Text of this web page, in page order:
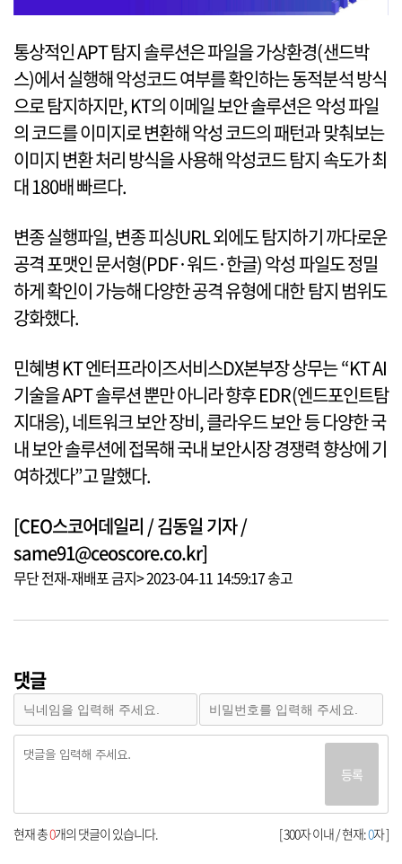
통상적인 APT 탐지 솔루션은 파일을 가상환경(샌드박
스)에서 실행해 악성코드 여부를 확인하는 동적분석 방식
으로 탐지하지만, KT의 이메일 보안 솔루션은 악성 파일
의 코드를 이미지로 변환해 악성 코드의 패턴과 맞춰보는
이미지 변환 처리 방식을 사용해 악성코드 탐지 속도가 최
대 180배 빠르다.
변종 실행파일, 변종 피싱URL 외에도 탐지하기 까다로운
공격 포맷인 문서형(PDF·워드·한글) 악성 파일도 정밀
하게 확인이 가능해 다양한 공격 유형에 대한 탐지 범위도
강화했다.
민혜병 KT 엔터프라이즈서비스DX본부장 상무는 “KT AI
기술을 APT 솔루션 뿐만 아니라 향후 EDR(엔드포인트탐
지대응), 네트워크 보안 장비, 클라우드 보안 등 다양한 국
내 보안 솔루션에 접목해 국내 보안시장 경쟁력 향상에 기
여하겠다”고 말했다.
[CEO스코어데일리 / 김동일 기자 /
same91@ceoscore.co.kr]
무단 전재-재배포 금지> 2023-04-11 14:59:17 송고
댓글
등록
[ 300자 이내 / 현재:0자 ]
현재 총0개의 댓글이 있습니다.